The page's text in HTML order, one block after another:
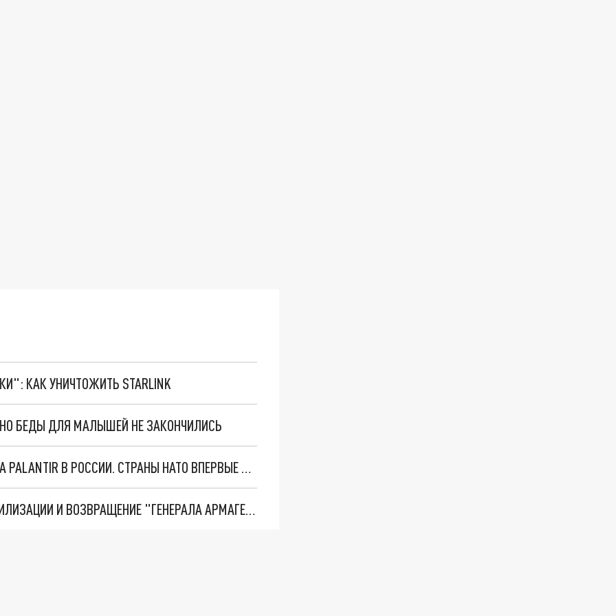
КАК УНИЧТОЖИТЬ STARLINK
БЕДЫ ДЛЯ МАЛЫШЕЙ НЕ ЗАКОНЧИЛИСЬ
"ОЧЕНЬ ПЛОХИЕ НОВОСТИ": БОЛЬШАЯ ОШИБКА PALANTIR В РОССИИ. СТРАНЫ НАТО ВПЕРВЫЕ ЗА СВО ОСТАНОВИЛИ ПОСТАВКИ ОРУЖИЯ. ВСУ ТЕРЯЮТ ПРИГРАНИЧЬЕ?
ТРИ ГЛАВНЫХ ИНСАЙДА ОБ СВО. ОТМЕНА МОБИЛИЗАЦИИ И ВОЗВРАЩЕНИЕ "ГЕНЕРАЛА АРМАГЕДДОНА"? ОТЛИЧНЫЕ НОВОСТИ, КОТОРЫЕ ЖДАЛИ ВСЕ